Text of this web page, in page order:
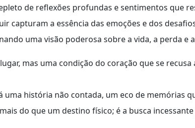
de reflexões profundas e sentimentos que
capturam a essência das emoções e dos
uma visão poderosa sobre a vida, a perda e
mas uma condição do coração que se recusa
uma história não contada, um eco de memórias
do que um destino físico; é a busca